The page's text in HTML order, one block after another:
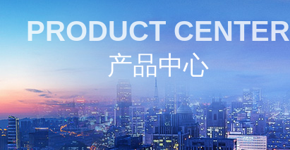
PRODUCT CENTER
产品中心